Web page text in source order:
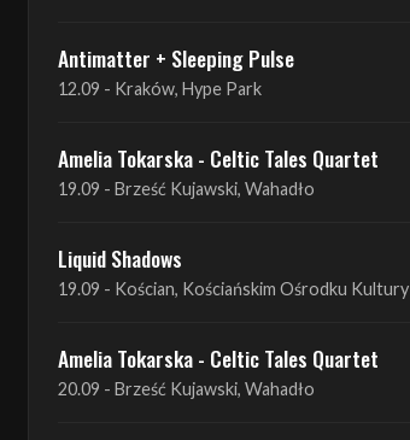
Antimatter + Sleeping Pulse
12.09 - Kraków, Hype Park
Amelia Tokarska - Celtic Tales Quartet
19.09 - Brześć Kujawski, Wahadło
Liquid Shadows
19.09 - Kościan, Kościańskim Ośrodku Kultury
Amelia Tokarska - Celtic Tales Quartet
20.09 - Brześć Kujawski, Wahadło